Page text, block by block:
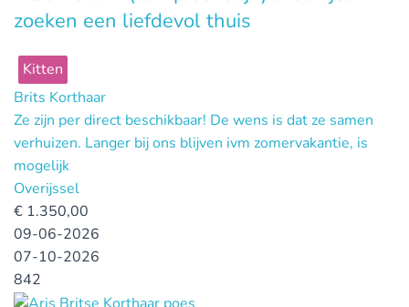
zoeken een liefdevol thuis
Kitten
Brits Korthaar
Ze zijn per direct beschikbaar! De wens is dat ze samen
verhuizen. Langer bij ons blijven ivm zomervakantie, is
mogelijk
Overijssel
€ 1.350,00
09-06-2026
07-10-2026
842